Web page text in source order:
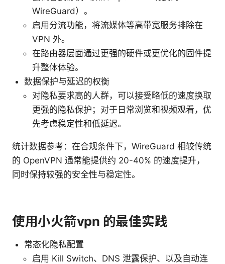
WireGuard）。
启用分流功能，将流媒体等高带宽服务排除在
VPN 外。
在路由器层面通过更强的硬件或更优化的固件提
升整体体验。
数据保护与延迟的权衡
对隐私要求高的人群，可以接受略低的速度换取
更强的隐私保护；对于日常浏览和视频观看，优
先考虑稳定性和低延迟。
统计数据参考：在合规条件下，WireGuard 相较传统
的 OpenVPN 通常能提供约 20-40% 的速度提升，
同时保持较强的安全性与稳定性。
使用小火箭vpn 的最佳实践
常态化隐私配置
启用 Kill Switch、DNS 泄露保护、以及自动连